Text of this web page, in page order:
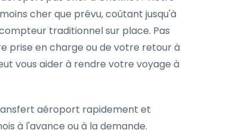
cher que prévu, coûtant jusqu'à
traditionnel sur place. Pas
prise en charge ou de votre retour à
vous aider à rendre votre voyage à
aéroport rapidement et
à l'avance ou à la demande.